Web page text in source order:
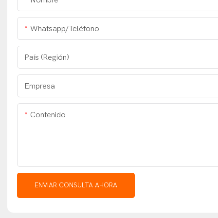
Whatsapp/Teléfono
País (Región)
Empresa
Contenido
ENVIAR CONSULTA AHORA